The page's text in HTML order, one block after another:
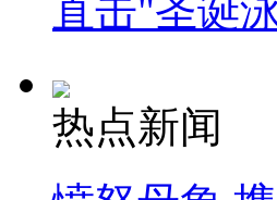
直击"圣诞
热点新闻